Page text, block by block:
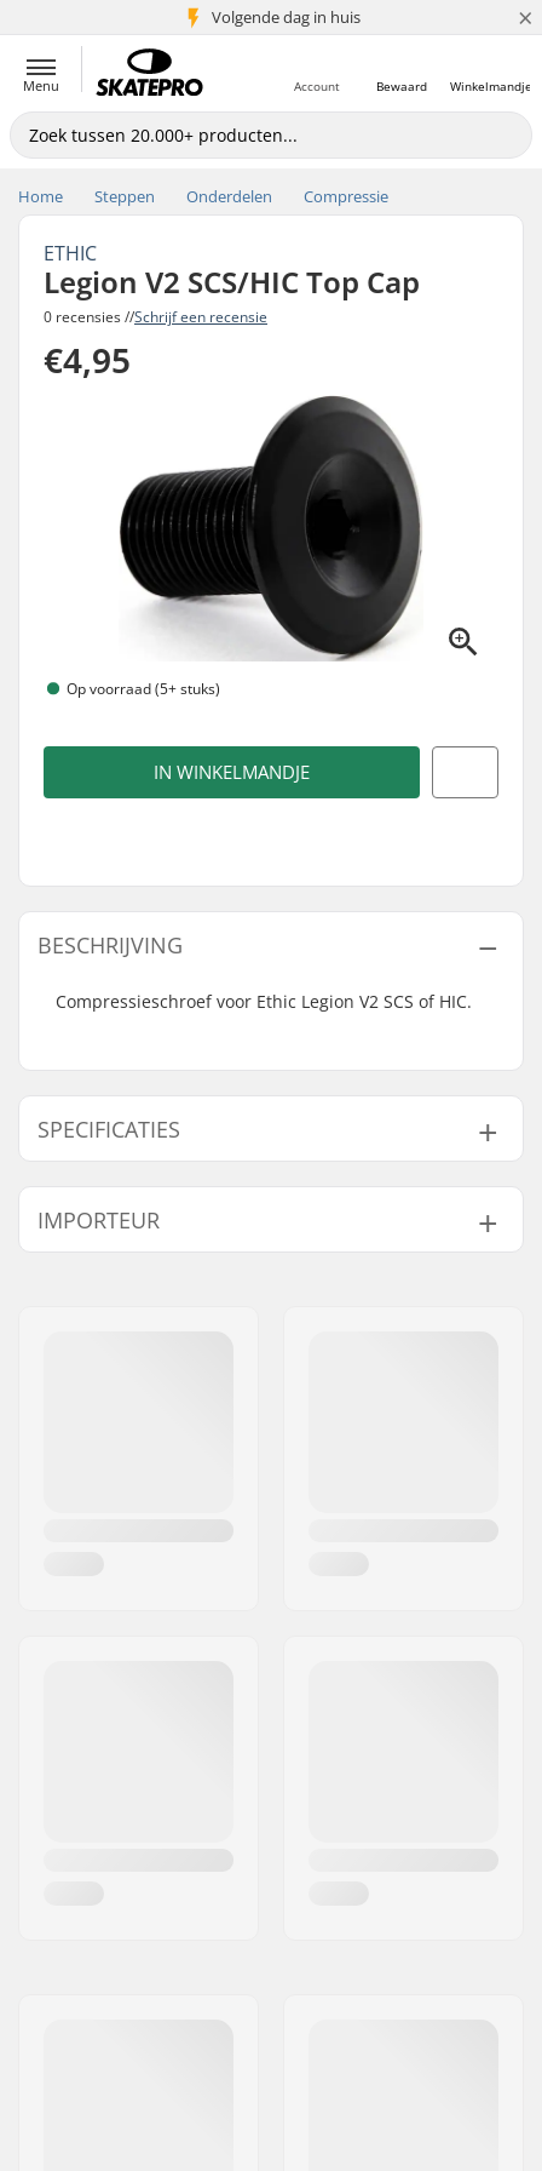
Volgende dag in huis
5+ mln. klanten ×
Menu Winkelmandje
Bewaard
Account
Home Steppen Onderdelen Compressie
ETHIC
Legion V2 SCS/HIC Top Cap
0 recensies //Schrijf een recensie
€4,95
Op voorraad (5+ stuks)
IN WINKELMANDJE
BESCHRIJVING
Compressieschroef voor Ethic Legion V2 SCS of HIC.
SPECIFICATIES
Compression type: SCS, HIC
IMPORTEUR